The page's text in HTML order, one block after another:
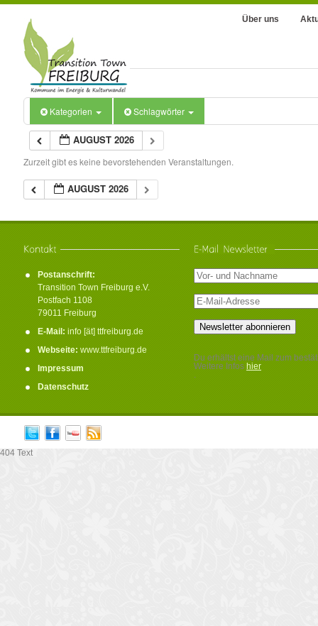
Über uns
Kategorien Schlagwörter
AUGUST 2026
Zurzeit gibt es keine bevorstehenden Veranstaltungen.
AUGUST 2026
Postanschrift:
Transition Town Freiburg e.V.
Postfach 1108
79011 Freiburg
E-Mail: info [ät] ttfreiburg.de
Webseite: www.ttfreiburg.de
Impressum
Datenschutz
Du erhältst eine Mail zum
Weitere Infos hier
.
404 Text